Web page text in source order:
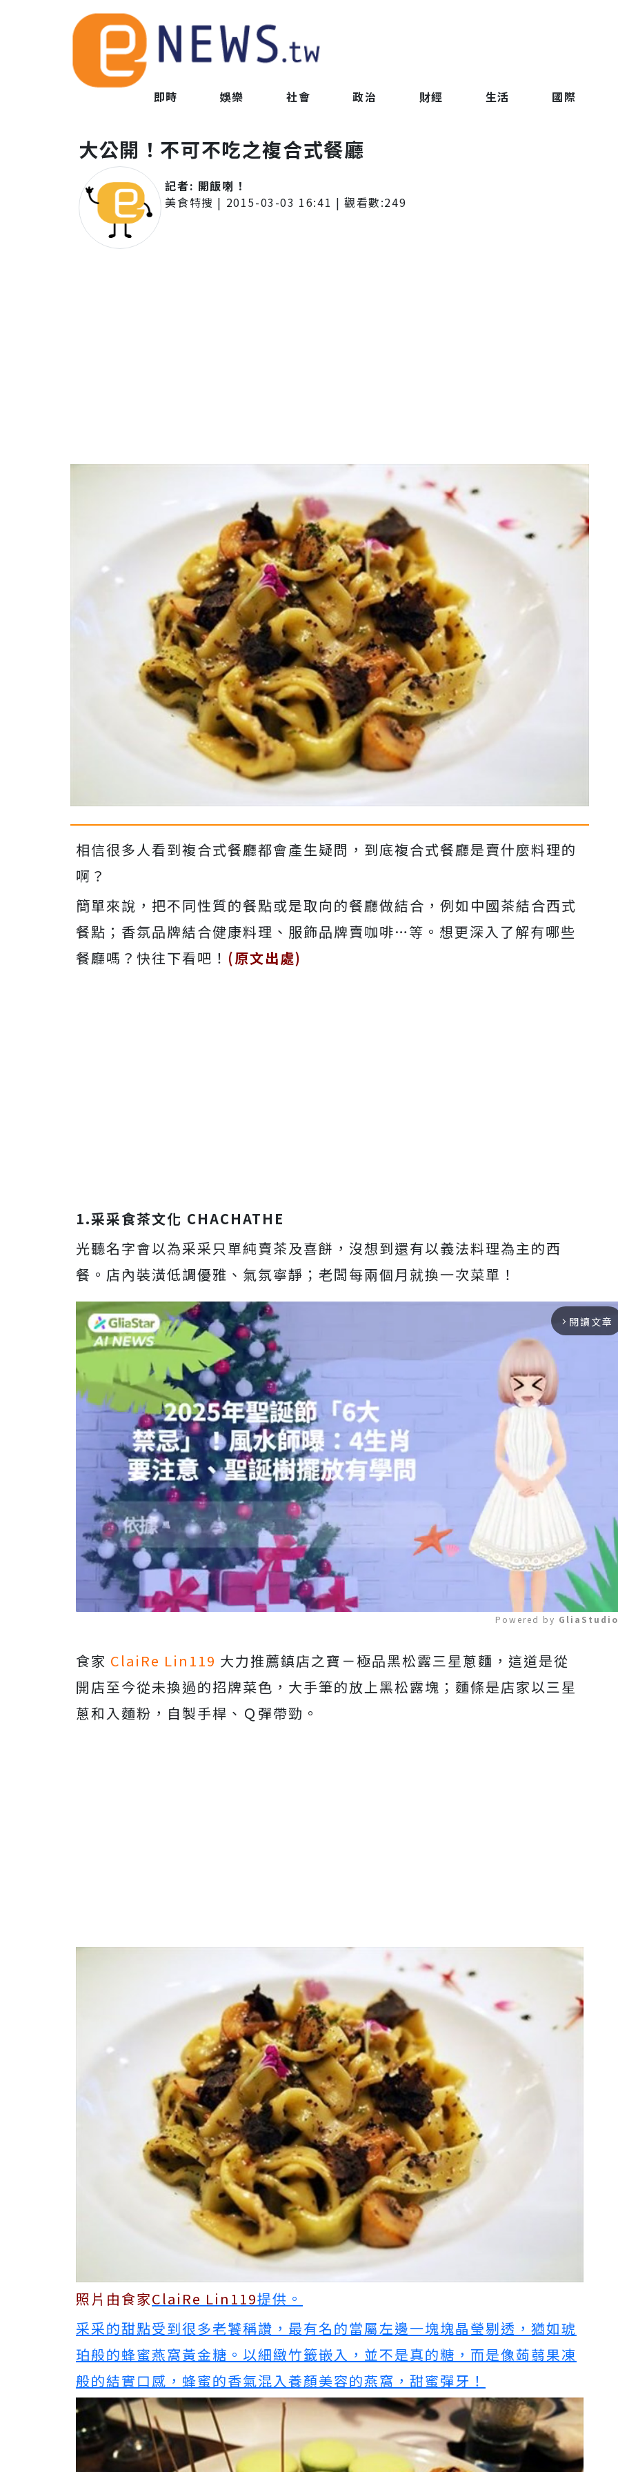
即時 娛樂 社會 政治 財經 生活 國際
大公開！不可不吃之複合式餐廳
記者: 開飯喇！
美食特搜 | 2015-03-03 16:41 | 觀看數:249
相信很多人看到複合式餐廳都會產生疑問，到底複合式餐廳是賣什麼料理的
啊？
簡單來說，把不同性質的餐點或是取向的餐廳做結合，例如中國茶結合西式
餐點；香氛品牌結合健康料理、服飾品牌賣咖啡…等。想更深入了解有哪些
餐廳嗎？快往下看吧！ (原文出處)
1.采采食茶文化 CHACHATHE
光聽名字會以為采采只單純賣茶及喜餅，沒想到還有以義法料理為主的西
餐。店內裝潢低調優雅、氣氛寧靜；老闆每兩個月就換一次菜單！
arrow_forward_ios 閱讀文章
Mute
Powered by
食家 ClaiRe Lin119 大力推薦鎮店之寶－極品黑松露三星蔥麵，這道是從
開店至今從未換過的招牌菜色，大手筆的放上黑松露塊；麵條是店家以三星
蔥和入麵粉，自製手桿、Ｑ彈帶勁。
照片由食家ClaiRe Lin119提供。
采采的甜點受到很多老饕稱讚，最有名的當屬左邊一塊塊晶瑩剔透，猶如琥
珀般的蜂蜜燕窩黃金糖。以細緻竹籤嵌入，並不是真的糖，而是像蒟蒻果凍
般的結實口感，蜂蜜的香氣混入養顏美容的燕窩，甜蜜彈牙！